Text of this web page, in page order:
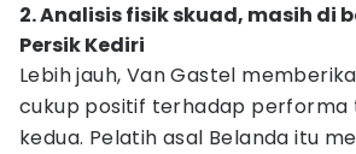
2. Analisis fisik skuad, masih di
Persik Kediri
Lebih jauh, Van Gastel
cukup positif terhadap performa
kedua. Pelatih asal Belanda itu